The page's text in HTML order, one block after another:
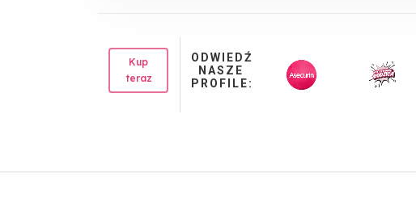
Dorośli: 10 kropel dziennie
Kup
teraz
ODWIEDŹ
NASZE
PROFILE: